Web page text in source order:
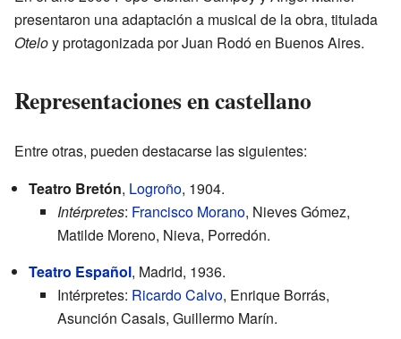
presentaron una adaptación a musical de la obra, titulada
Oteloy protagonizada por Juan Rodó en Buenos Aires.
Representaciones en castellano
Entre otras, pueden destacarse las siguientes:
Teatro Bretón, Logroño, 1904.
Intérpretes: Francisco Morano, Nieves Gómez,
Matilde Moreno, Nieva, Porredón.
Teatro Español, Madrid, 1936.
Intérpretes: Ricardo Calvo, Enrique Borrás,
Asunción Casals, Guillermo Marín.